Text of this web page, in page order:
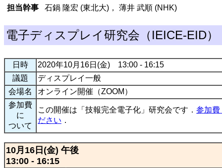
担当幹事
石鍋 隆宏 (東北大)， 薄井 武順 (NHK)
電子ディスプレイ研究会（IEICE-EID）
日時
2020年10月16日(金) 13:00 - 16:15
議題
ディスプレイ一般
会場名
オンライン開催（ZOOM）
参加費
に
ついて
この開催は「技報完全電子化」研究会です． 参加費
ださい ．
10月16日(金) 午後
13:00 - 16:15